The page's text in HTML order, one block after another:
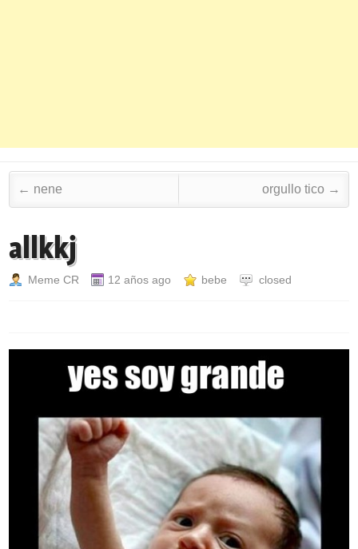
Post navigation
← nene orgullo tico →
allkkj
Meme CR 12 años ago bebe closed